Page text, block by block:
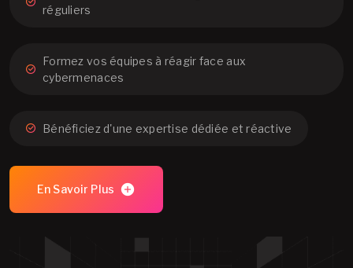
réguliers
Formez vos équipes à réagir face aux
cybermenaces
Bénéficiez d'une expertise dédiée et réactive
En Savoir Plus